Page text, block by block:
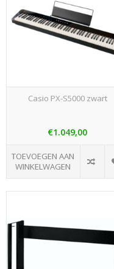
Casio PX-S5000 zwart
€1.049,00
TOEVOEGEN AAN
WINKELWAGEN